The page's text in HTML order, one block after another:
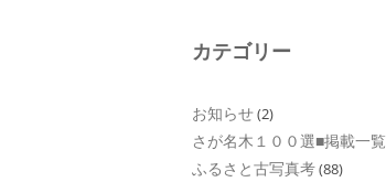
カテゴリー
お知らせ(2)
さが名木１００選■掲載一覧
ふるさと古写真考(88)